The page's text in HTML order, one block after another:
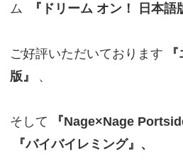
ム
『ドリーム オン！ 日本語
ご好評いただいております
版』
、
そして 『Nage×Nage
『バイバイレミング』、